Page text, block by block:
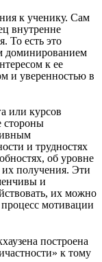
к ученику. Сам
внутренне
То есть это
доминированием
к ее
и уверенностью в
или курсов
стороны
и трудностях
об уровне
получения. Эти
и
их можно
процесс мотивации
построена
к тому